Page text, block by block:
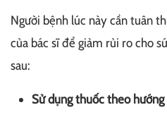
Người bệnh lúc này cần tuân
của bác sĩ để giảm rủi ro cho
sau:
Sử dụng thuốc theo hướng